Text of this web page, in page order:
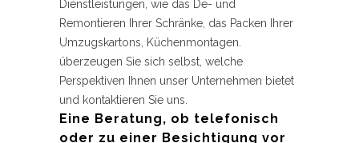
Dienstleistungen, wie das De- und
Remontieren Ihrer Schränke, das Packen Ihrer
Umzugskartons, Küchenmontagen.
überzeugen Sie sich selbst, welche
Perspektiven Ihnen unser Unternehmen bietet
und kontaktieren Sie uns.
Eine Beratung, ob telefonisch
oder zu einer Besichtigung vor